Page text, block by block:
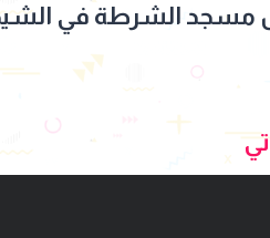
مسجد الشرطة في